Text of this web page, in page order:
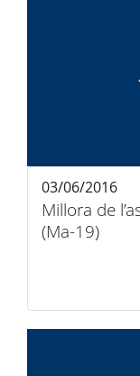
Millora de
(Ma-19)
03/06/2016